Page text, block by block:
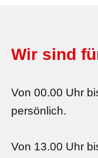
Wir sind
Von 00.00 Uhr
persönlich.
Von 13.00 Uhr